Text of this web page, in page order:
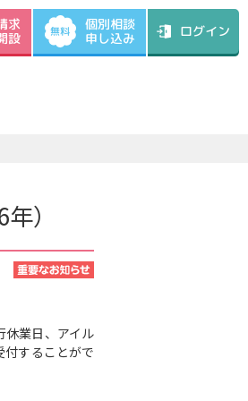
求
設 無料 個別相談
申し込み ログイン
）
休業日、アイル
することがで